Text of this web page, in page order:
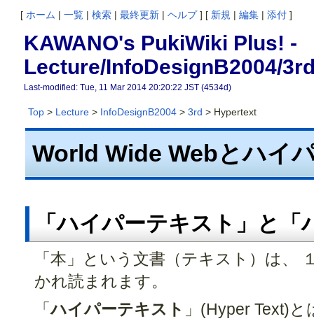
[ ホーム | 一覧 | 検索 | 最終更新 | ヘルプ] [ 新規 | 編集 | 添付 ]
KAWANO's PukiWiki Plus! -
Lecture/InfoDesignB2004/
Last-modified: Tue, 11 Mar 2014 20:20:22 JST (4534d)
Top> Lecture> InfoDesignB2004> 3rd > Hypertext
World Wide Webとハイ
「ハイパーテキスト」と
「本」という文書（テキスト）は、
かれ読まれます。
「ハイパーテキスト 」(Hyper Text)